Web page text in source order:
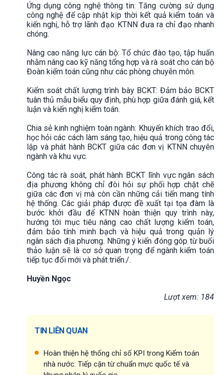
Ứng dụng công nghệ thông tin: Tăng cường sử dụng
công nghệ để cập nhật kịp thời kết quả kiểm toán và
kiến nghị, hỗ trợ lãnh đạo KTNN đưa ra chỉ đạo nhanh
chóng.
Nâng cao năng lực cán bộ: Tổ chức đào tạo, tập huấn
nhằm nâng cao kỹ năng tổng hợp và rà soát cho cán bộ
Đoàn kiểm toán cũng như các phòng chuyên môn.
Kiểm soát chất lượng trình bày BCKT: Đảm bảo BCKT
tuân thủ mẫu biểu quy định, phù hợp giữa đánh giá, kết
luận và kiến nghị kiểm toán.
Chia sẻ kinh nghiệm toàn ngành: Khuyến khích trao đổi,
học hỏi các cách làm sáng tạo, hiệu quả trong công tác
lập và phát hành BCKT giữa các đơn vị KTNN chuyên
ngành và khu vực.
Công tác rà soát, phát hành BCKT lĩnh vực ngân sách
địa phương không chỉ đòi hỏi sự phối hợp chặt chẽ
giữa các đơn vị mà còn cần những cải tiến mang tính
hệ thống. Các giải pháp được đề xuất tại tọa đàm là
bước khởi đầu để KTNN hoàn thiện quy trình này,
hướng tới mục tiêu nâng cao chất lượng kiểm toán,
đảm bảo tính minh bạch và hiệu quả trong quản lý
ngân sách địa phương. Những ý kiến đóng góp từ buổi
thảo luận sẽ là cơ sở quan trọng để ngành kiểm toán
tiếp tục đổi mới và phát triển./.
Huyền Ngọc
Lượt xem: 184
TIN LIÊN QUAN
Hoàn thiện hệ thống chỉ số KPI trong Kiểm toán
nhà nước: Tiếp cận từ chuẩn mực quốc tế và